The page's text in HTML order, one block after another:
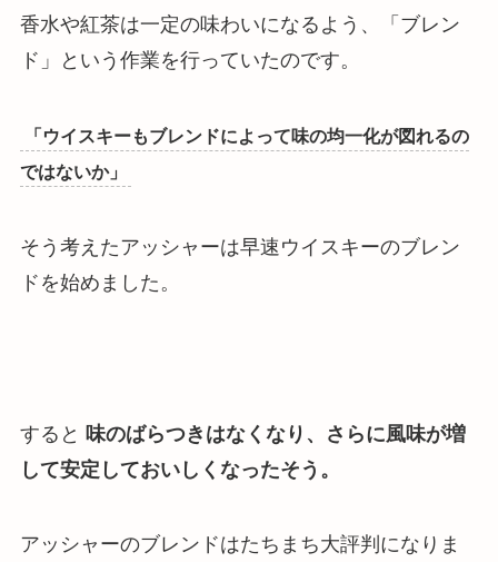
香水や紅茶は一定の味わいになるよう、「ブレン
ド」という作業を行っていたのです。
「ウイスキーもブレンドによって味の均一化が図れるの
ではないか」
そう考えたアッシャーは早速ウイスキーのブレン
ドを始めました。
すると 味のばらつきはなくなり、さらに風味が増
して安定しておいしくなったそう。
アッシャーのブレンドはたちまち大評判になりま